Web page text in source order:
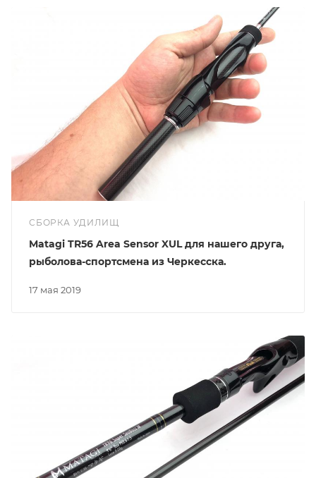
СБОРКА УДИЛИЩ
17 мая 2019
Matagi TR56 Area Sensor XUL для нашего друга,
рыболова-спортсмена из Черкесска.